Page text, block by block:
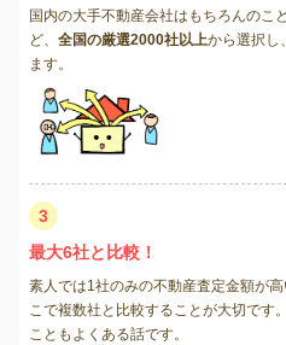
国内の大手不動産会社はもちろんのこ
ど、 全国の厳選2000社以上から選択し
ます。
3
最大6社と比較！
素人では1社のみの不動産査定金額が
こで複数社と比較することが大切です
こともよくある話です。